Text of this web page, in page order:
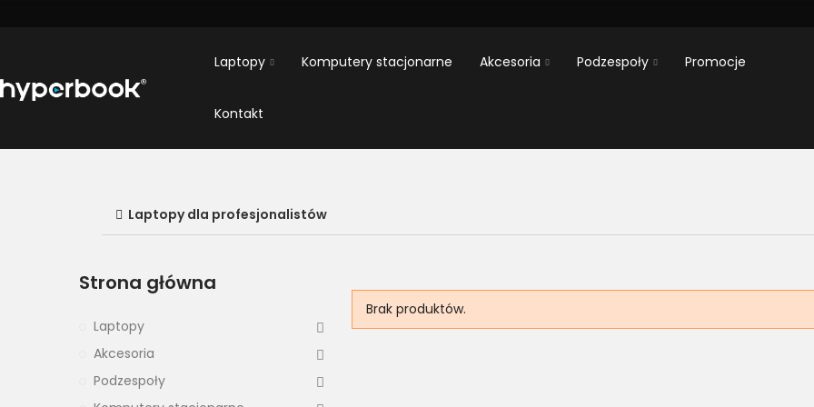
Laptopy Komputery stacjonarne Akcesoria Podzespoły Promocje
Kontakt
Laptopy dla profesjonalistów
Brak produktów.
Strona główna
Laptopy
Akcesoria
Podzespoły